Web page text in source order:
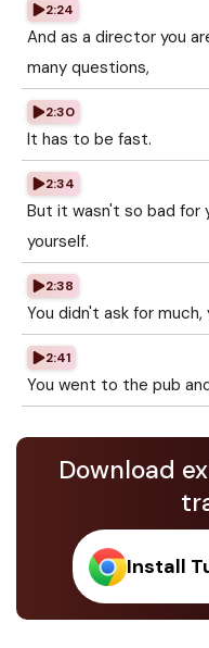
2:24
And as a director you
many questions,
2:30
It has to be fast.
2:34
But it wasn't so bad for
yourself.
2:38
You didn't ask for
2:41
You went to the pub
Download
Install